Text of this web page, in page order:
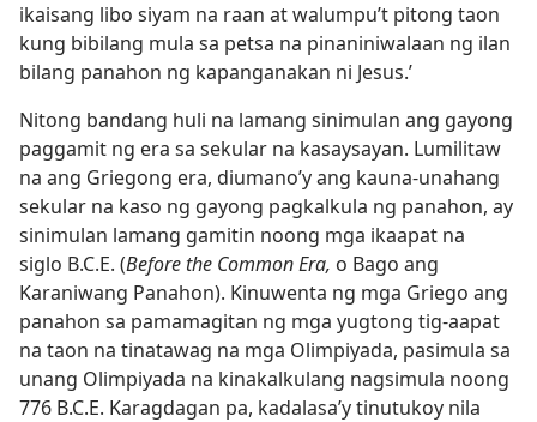
ikaisang libo siyam na raan at walumpu’t pitong taon
kung bibilang mula sa petsa na pinaniniwalaan ng ilan
bilang panahon ng kapanganakan ni Jesus.’
Nitong bandang huli na lamang sinimulan ang gayong
paggamit ng era sa sekular na kasaysayan. Lumilitaw
na ang Griegong era, diumano’y ang kauna-unahang
sekular na kaso ng gayong pagkalkula ng panahon, ay
sinimulan lamang gamitin noong mga ikaapat na
siglo B.C.E. (Before the Common Era, o Bago ang
Karaniwang Panahon). Kinuwenta ng mga Griego ang
panahon sa pamamagitan ng mga yugtong tig-aapat
na taon na tinatawag na mga Olimpiyada, pasimula sa
unang Olimpiyada na kinakalkulang nagsimula noong
776 B.C.E. Karagdagan pa, kadalasa’y tinutukoy nila